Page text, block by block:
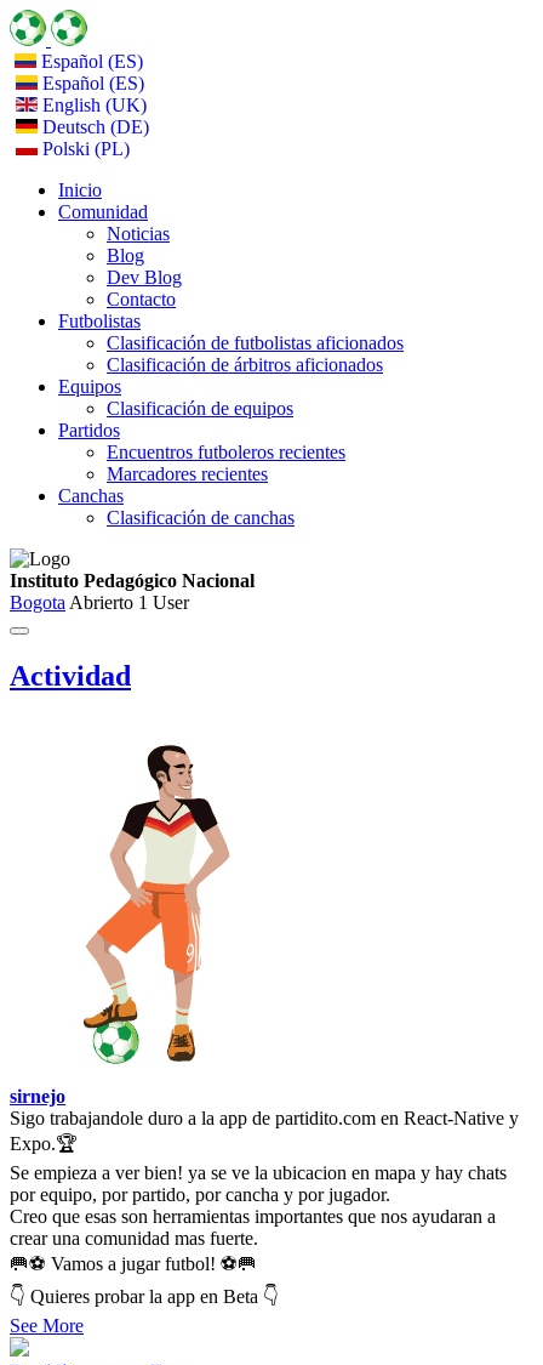
Español (ES)
Español (ES)
English (UK)
Deutsch (DE)
Polski (PL)
Inicio
Comunidad
Noticias
Blog
Dev Blog
Contacto
Futbolistas
Clasificación de futbolistas aficionados
Clasificación de árbitros aficionados
Equipos
Clasificación de equipos
Partidos
Encuentros futboleros recientes
Marcadores recientes
Canchas
Clasificación de canchas
Instituto Pedagógico Nacional
Bogota Abrierto 1 User
Actividad
sirnejo
Sigo trabajandole duro a la app de partidito.com en React-Native y
Expo.🏆
Se empieza a ver bien! ya se ve la ubicacion en mapa y hay chats
por equipo, por partido, por cancha y por jugador.
Creo que esas son herramientas importantes que nos ayudaran a
crear una comunidad mas fuerte.
🥅⚽ Vamos a jugar futbol! ⚽🥅
👇 Quieres probar la app en Beta 👇
See More